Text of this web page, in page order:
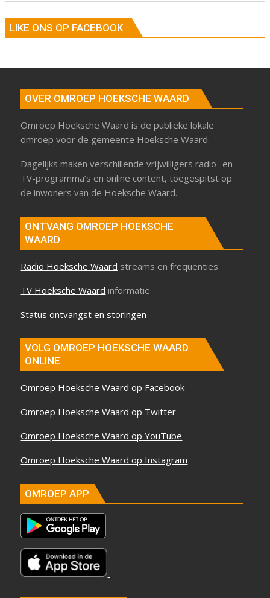
LIKE ONS OP FACEBOOK
OVER OMROEP HOEKSCHE WAARD
Omroep Hoeksche Waard is de publieke lokale
omroep voor de gemeente Hoeksche Waard.
Dagelijks maken verschillende vrijwilligers radio- en
TV-programma’s en online content, toegespitst op
de inwoners van de Hoeksche Waard.
ONTVANG OMROEP HOEKSCHE
WAARD
Radio Hoeksche Waard streams en frequenties
TV Hoeksche Waard informatie
Status ontvangst en storingen
VOLG OMROEP HOEKSCHE WAARD
ONLINE
Omroep Hoeksche Waard op Facebook
Omroep Hoeksche Waard op Twitter
Omroep Hoeksche Waard op YouTube
Omroep Hoeksche Waard op Instagram
OMROEP APP